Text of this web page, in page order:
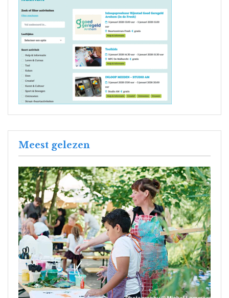
Meest gelezen